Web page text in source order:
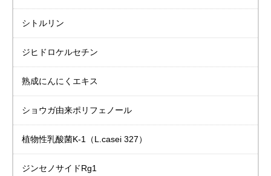
シトルリン
ジヒドロケルセチン
熟成にんにくエキス
ショウガ由来ポリフェノール
植物性乳酸菌K-1 （L.casei 327）
ジンセノサイドRg1